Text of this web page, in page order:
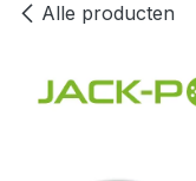
Alle producten